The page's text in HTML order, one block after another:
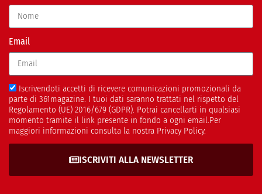
Email
Iscrivendoti accetti di ricevere comunicazioni promozionali da
parte di 361magazine. I tuoi dati saranno trattati nel rispetto del
Regolamento (UE) 2016/679 (GDPR). Potrai cancellarti in qualsiasi
momento tramite il link presente in fondo a ogni email.Per
maggiori informazioni consulta la nostra Privacy Policy.
ISCRIVITI ALLA NEWSLETTER